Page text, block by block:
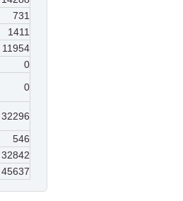
731
1411
11954
0
0
32296
546
32842
45637